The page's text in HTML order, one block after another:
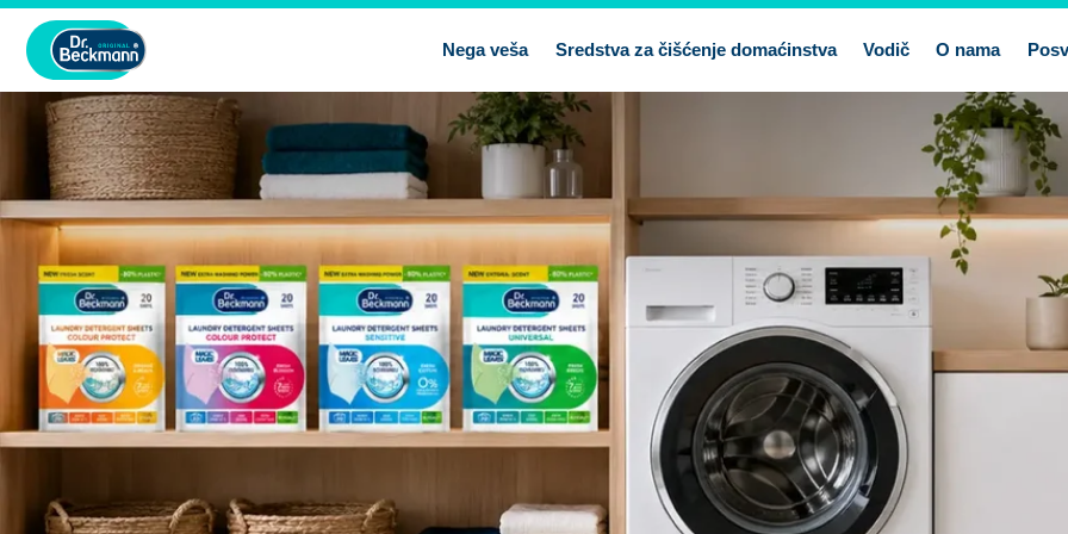
Nega veša Sredstva za čišćenje domaćinstva Vodič O nama